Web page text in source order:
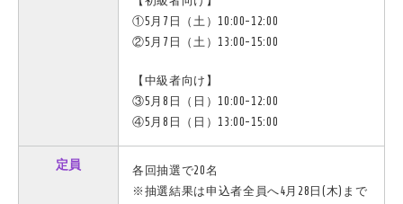
①5月7日（土）10:00-12:00
②5月7日（土）13:00-15:00
【中級者向け】
③5月8日（日）10:00-12:00
④5月8日（日）13:00-15:00
定員
各回抽選で20名
※抽選結果は申込者全員へ4月28日(木)まで